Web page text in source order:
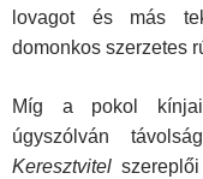
lovagot és más
domonkos szerzetes
Míg a pokol kínjai
úgyszólván
Keresztvitel